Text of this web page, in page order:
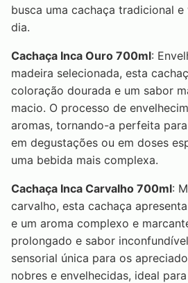
busca uma cachaça tradicional
dia.
Cachaça Inca Ouro 700ml:
madeira selecionada, esta
coloração dourada e um sabor
macio. O processo de
aromas, tornando-a perfeita
em degustações ou em doses
uma bebida mais complexa.
Cachaça Inca Carvalho 700ml:
carvalho, esta cachaça
e um aroma complexo e
prolongado e sabor
sensorial única para os
nobres e envelhecidas, ideal